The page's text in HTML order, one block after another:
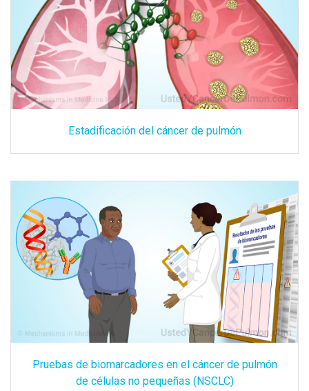
Estadificación del cáncer de pulmón
Pruebas de biomarcadores en el cáncer de pulmón
de células no pequeñas (NSCLC)